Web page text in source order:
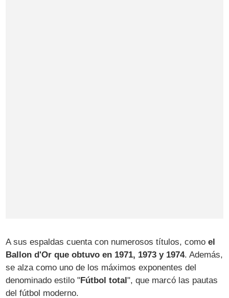
A sus espaldas cuenta con numerosos títulos, comoel
Ballon d'Or que obtuvo en 1971, 1973 y 1974. Además,
se alza como uno de los máximos exponentes del
denominado estilo "Fútbol total", que marcó las pautas
del fútbol moderno.